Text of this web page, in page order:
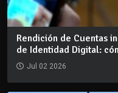
Rendición de Cuentas
de Identidad Digital:
Jul 02 2026